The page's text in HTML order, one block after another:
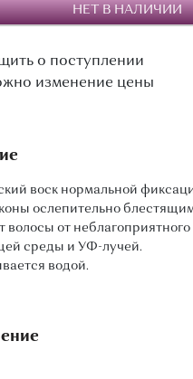
НЕТ В НАЛИЧИИ
о поступлении
изменение цены
воск нормальной
ослепительно
от неблагоприятного
среды и УФ-лучей.
водой.